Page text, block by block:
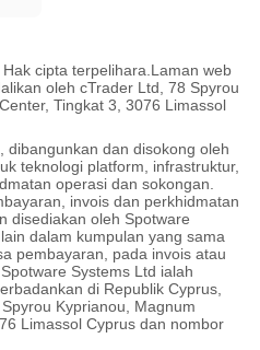
cipta terpelihara. Laman web
oleh cTrader Ltd, 78 Spyrou
Tingkat 3, 3076 Limassol
dibangunkan dan disokong oleh
teknologi platform, infrastruktur,
operasi dan sokongan.
invois dan perkhidmatan
disediakan oleh Spotware
dalam kumpulan yang sama
pembayaran, pada invois atau
Systems Ltd ialah
di Republik Cyprus,
Kyprianou, Magnum
Limassol Cyprus dan nombor